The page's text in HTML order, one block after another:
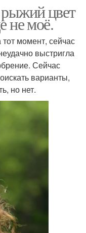
цвет
не моё.
момент, сейчас
выстригла
Сейчас
варианты,
но нет.